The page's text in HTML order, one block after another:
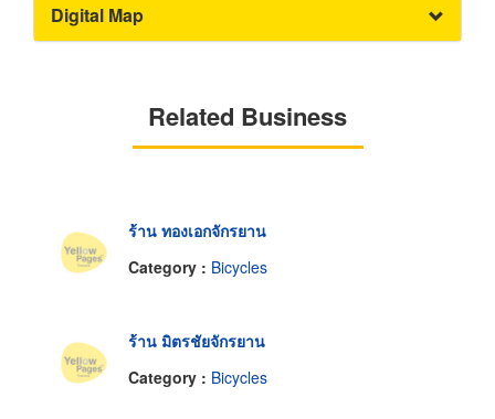
Digital Map
Related Business
ร้าน ทองเอกจักรยาน
Category : Bicycles
ร้าน มิตรชัยจักรยาน
Category : Bicycles